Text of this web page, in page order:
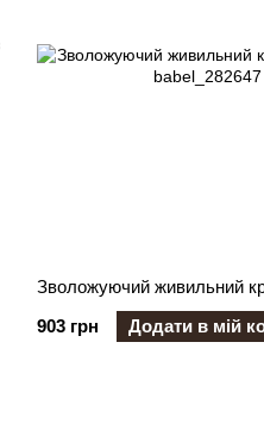
Зволожуючий живильний
903 грн
Додати в мій